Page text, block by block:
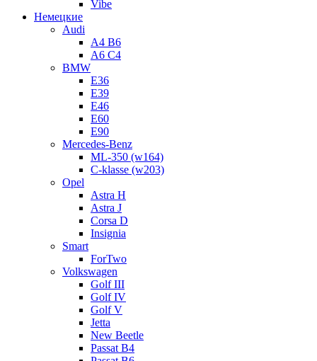
Vibe
Немецкие
Audi
A4 B6
A6 C4
BMW
E36
E39
E46
E60
E90
Mercedes-Benz
ML-350 (w164)
C-klasse (w203)
Opel
Astra H
Astra J
Corsa D
Insignia
Smart
ForTwo
Volkswagen
Golf III
Golf IV
Golf V
Jetta
New Beetle
Passat B4